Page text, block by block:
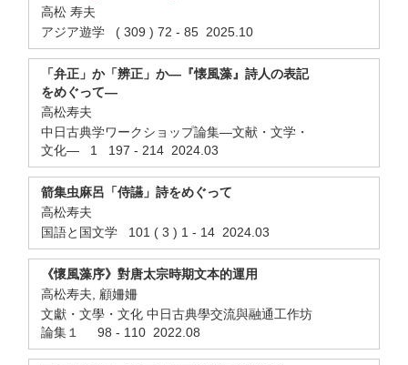
高松 寿夫
アジア遊学 ( 309 ) 72 - 85 2025.10
「弁正」か「辨正」か―『懐風藻』詩人の表記
をめぐって―
高松寿夫
中日古典学ワークショップ論集―文献・文学・
文化― 1 197 - 214 2024.03
箭集虫麻呂「侍讌」詩をめぐって
高松寿夫
国語と国文学 101 ( 3 ) 1 - 14 2024.03
《懷風藻序》對唐太宗時期文本的運用
高松寿夫, 顧姍姍
文獻・文學・文化 中日古典學交流與融通工作坊
論集１ 98 - 110 2022.08